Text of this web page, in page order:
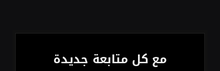
مع كل متابعة جديدة